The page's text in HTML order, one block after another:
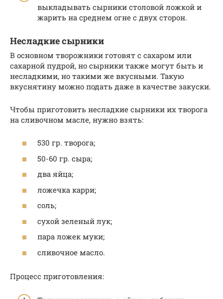
выкладывать сырники столовой ложкой и
жарить на среднем огне с двух сторон.
Несладкие сырники
В основном творожники готовят с сахаром или
сахарной пудрой, но сырники также могут быть и
несладкими, но такими же вкусными. Такую
вкуснятину можно подать даже в качестве закуски.
Чтобы приготовить несладкие сырники их творога
на сливочном масле, нужно взять:
530 гр. творога;
50-60 гр. сыра;
два яйца;
ложечка карри;
соль;
сухой зеленый лук;
пара ложек муки;
сливочное масло.
Процесс приготовления: